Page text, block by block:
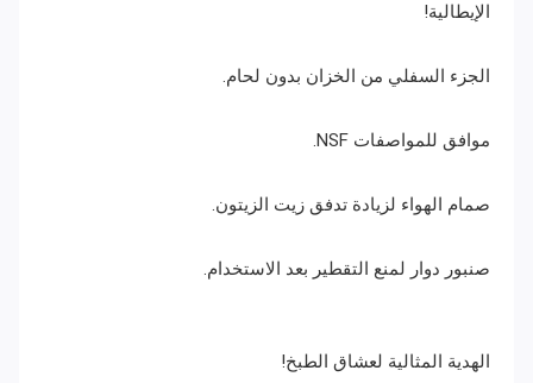
الإيطالية!
الجزء السفلي من الخزان بدون لحام.
موافق للمواصفات NSF.
صمام الهواء لزيادة تدفق زيت الزيتون.
صنبور دوار لمنع التقطير بعد الاستخدام.
الهدية المثالية لعشاق الطبخ!